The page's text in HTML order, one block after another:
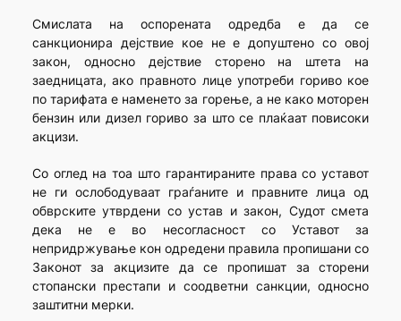
Смислата на оспорената одредба е да се
санкционира дејствие кое не е допуштено со овој
закон, односно дејствие сторено на штета на
заедницата, ако правното лице употреби гориво кое
по тарифата е наменето за горење, а не како моторен
бензин или дизел гориво за што се плаќаат повисоки
акцизи.
Со оглед на тоа што гарантираните права со уставот
не ги ослободуваат граѓаните и правните лица од
обврските утврдени со устав и закон, Судот смета
дека не е во несогласност со Уставот за
непридржување кон одредени правила пропишани со
Законот за акцизите да се пропишат за сторени
стопански престапи и соодветни санкции, односно
заштитни мерки.